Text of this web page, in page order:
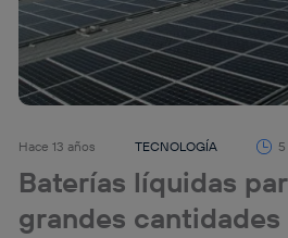
Hace 13 años TECNOLOGÍA
Baterías líquidas
grandes